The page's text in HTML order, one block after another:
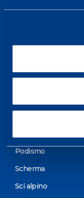
Test di valutazione
Podismo
Scherma
Sci alpino